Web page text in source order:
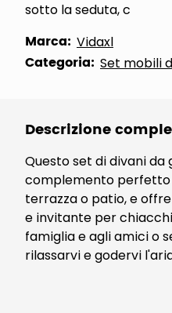
sotto la seduta, c
Marca: Vidaxl
Categoria: Set mobili
Descrizione
Questo set di divani da
complemento
terrazza o patio, e
e invitante per
famiglia e agli amici o
rilassarvi e godervi